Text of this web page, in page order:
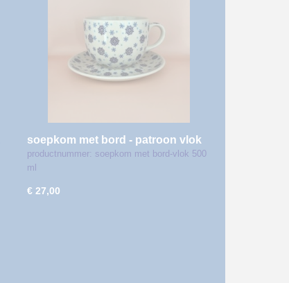
soepkom met bord - patroon vlok
productnummer: soepkom met bord-vlok 500
ml
€ 27,00